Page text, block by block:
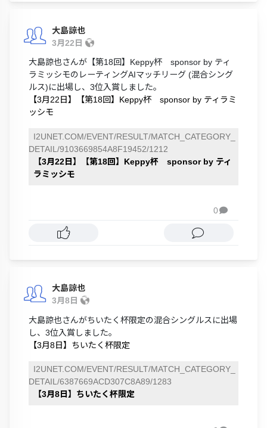
大島諒也
3月22日
大島諒也さんが【第18回】Keppy杯 sponsor by ティ
ラミッシモのレーティングAIマッチリーグ (混合シング
ルス)に出場し、3位入賞しました。
【3月22日】【第18回】Keppy杯 sponsor by ティラミ
ッシモ
I2UNET.COM/EVENT/RESULT/MATCH_CATEGORY_
DETAIL/9103669854A8F19452/1212
【3月22日】【第18回】Keppy杯 sponsor by ティ
ラミッシモ
0
大島諒也
3月8日
大島諒也さんがちいたく杯限定の混合シングルスに出場
し、3位入賞しました。
【3月8日】ちいたく杯限定
I2UNET.COM/EVENT/RESULT/MATCH_CATEGORY_
DETAIL/6387669ACD307C8A89/1283
【3月8日】ちいたく杯限定